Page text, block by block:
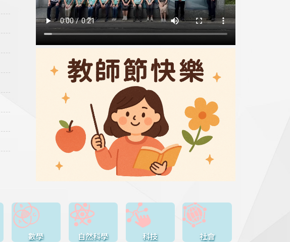
數學 自然科學 科技 社會